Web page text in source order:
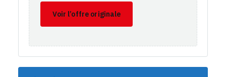
Voir l’offre originale